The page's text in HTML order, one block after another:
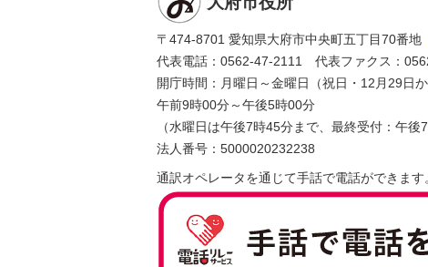
〒474-8701 愛知県大府市中央町五丁目70番地
代表電話：0562-47-2111 代表ファクス：
開庁時間：月曜日～金曜日（祝日・12月29日か
午前9時00分～午後5時00分
（水曜日は午後7時45分まで、最終受付：午後7
法人番号：5000020232238
通訳オペレータを通じて手話で電話ができます